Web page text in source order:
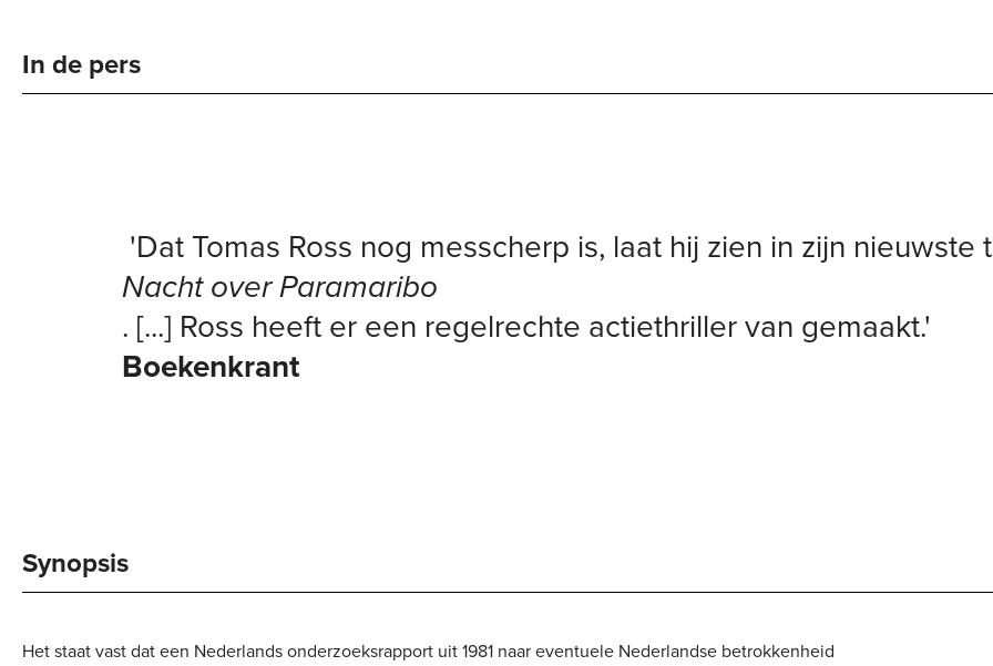
In de pers
'Dat Tomas Ross nog messcherp is, laat hij zien in zijn nieuwste
Nacht over Paramaribo
. [...] Ross heeft er een regelrechte actiethriller van gemaakt.'
Boekenkrant
Synopsis
Het staat vast dat een Nederlands onderzoeksrapport uit 1981 naar eventuele Nederlandse betrokkenheid